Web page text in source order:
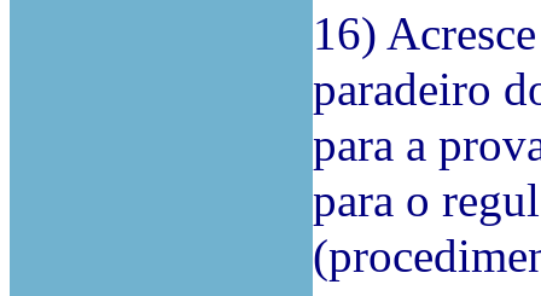
16)
paradeiro
para a
para o